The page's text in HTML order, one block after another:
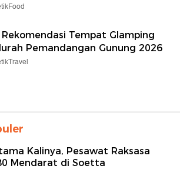
Rekomendasi Tempat Glamping
Pemandangan Gunung 2026
Kalinya, Pesawat Raksasa
Mendarat di Soetta